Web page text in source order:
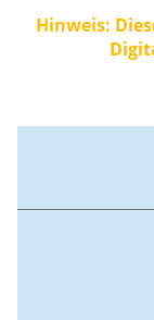
„Geschenke“
die bisher
Hinweis: